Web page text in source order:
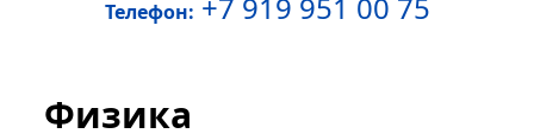
Телефон:
Физика